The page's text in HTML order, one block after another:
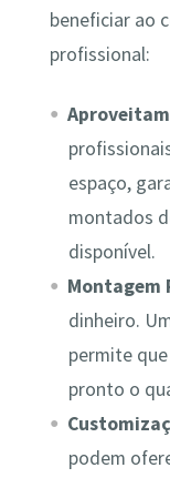
beneficiar ao
profissional:
espaço,
montados
disponível.
Montagem
dinheiro.
permite
pronto o
podem